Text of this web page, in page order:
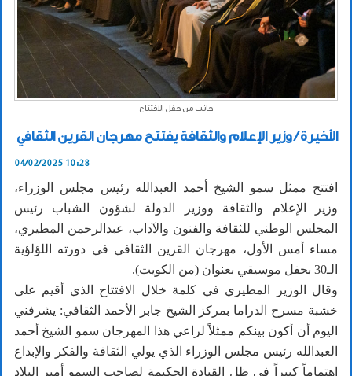
جانب من حفل الافتتاح
الأخيرة / وزير الإعلام والثقافة يفتتح مهرجان القرين الثقافي
04/02/2025 10:28
افتتح ممثل سمو الشيخ أحمد العبدالله رئيس مجلس الوزراء،
وزير الإعلام والثقافة ووزير الدولة لشؤون الشباب رئيس
المجلس الوطني للثقافة والفنون والآداب، عبدالرحمن المطيري،
مساء أمس الأول، مهرجان القرين الثقافي في دورته اللؤلؤية
الـ30 بحفل موسيقي بعنوان (من الكويت).
وقال الوزير المطيري في كلمة خلال الافتتاح الذي أقيم على
خشبة مسرح الدراما بمركز الشيخ جابر الأحمد الثقافي: يشرفني
اليوم أن أكون بينكم ممثلاً لراعي هذا المهرجان سمو الشيخ أحمد
العبدالله رئيس مجلس الوزراء الذي يولي الثقافة والفكر والإبداع
اهتماماً كبيراً في ظل القيادة الحكيمة لصاحب السمو أمير البلاد